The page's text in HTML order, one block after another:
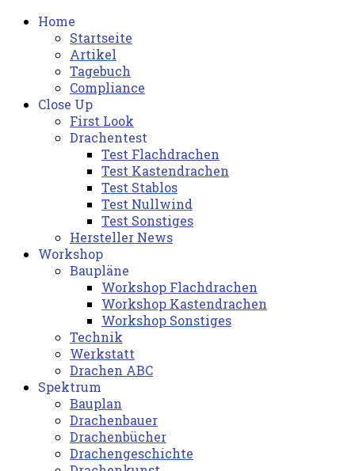
Home
Startseite
Artikel
Tagebuch
Compliance
Close Up
First Look
Drachentest
Test Flachdrachen
Test Kastendrachen
Test Stablos
Test Nullwind
Test Sonstiges
Hersteller News
Workshop
Baupläne
Workshop Flachdrachen
Workshop Kastendrachen
Workshop Sonstiges
Technik
Werkstatt
Drachen ABC
Spektrum
Bauplan
Drachenbauer
Drachenbücher
Drachengeschichte